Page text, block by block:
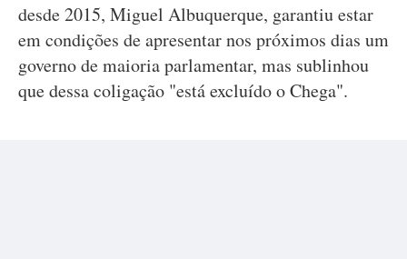
desde 2015, Miguel Albuquerque, garantiu estar
em condições de apresentar nos próximos dias um
governo de maioria parlamentar, mas sublinhou
que dessa coligação "está excluído o Chega".